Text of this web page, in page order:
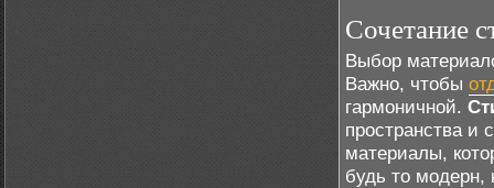
Сочетание
Выбор
Важно, чтобы
гармоничной.
пространства и
материалы,
будь то модерн,